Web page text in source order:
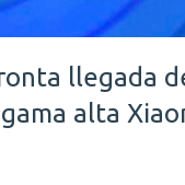
llegada
alta